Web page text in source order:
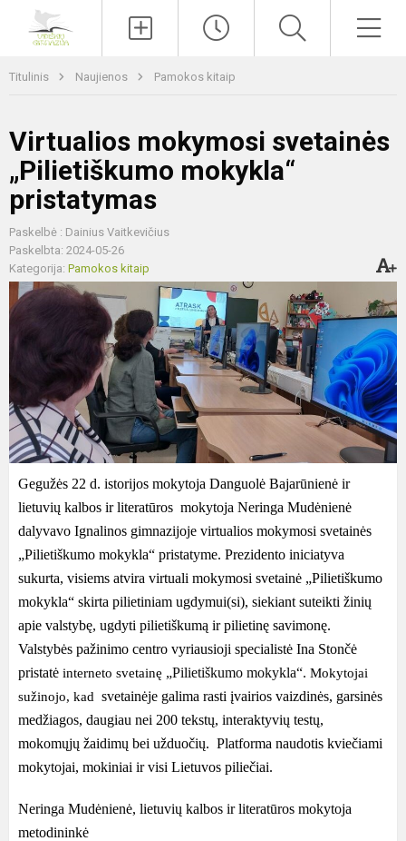
Titulinis Naujienos Pamokos kitaip
Virtualios mokymosi svetainės
„Pilietiškumo mokykla“
pristatymas
Paskelbė : Dainius Vaitkevičius
Paskelbta: 2024-05-26
Kategorija: Pamokos kitaip
Gegužės 22 d. istorijos mokytoja Danguolė Bajarūnienė ir
lietuvių kalbos ir literatūros mokytoja Neringa Mudėnienė
dalyvavo Ignalinos gimnazijoje virtualios mokymosi svetainės
„Pilietiškumo mokykla“ pristatyme. Prezidento iniciatyva
sukurta, visiems atvira virtuali mokymosi svetainė „Pilietiškumo
mokykla“ skirta pilietiniam ugdymui(si), siekiant suteikti žinių
apie valstybę, ugdyti pilietiškumą ir pilietinę savimonę.
Valstybės pažinimo centro vyriausioji specialistė Ina Stončė
pristatė interneto svetainę „Pilietiškumo mokykla“. Mokytojai
sužinojo, kad svetainėje galima rasti įvairios vaizdinės, garsinės
medžiagos, daugiau nei 200 tekstų, interaktyvių testų,
mokomųjų žaidimų bei užduočių. Platforma naudotis kviečiami
mokytojai, mokiniai ir visi Lietuvos piliečiai.
Neringa Mudėnienė, lietuvių kalbos ir literatūros mokytoja
metodininkė